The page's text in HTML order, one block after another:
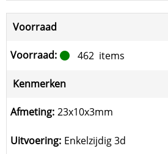
Voorraad
Voorraad: 462 items
Kenmerken
Afmeting: 23x10x3mm
Uitvoering: Enkelzijdig 3d